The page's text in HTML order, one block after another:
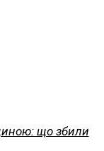
що збили